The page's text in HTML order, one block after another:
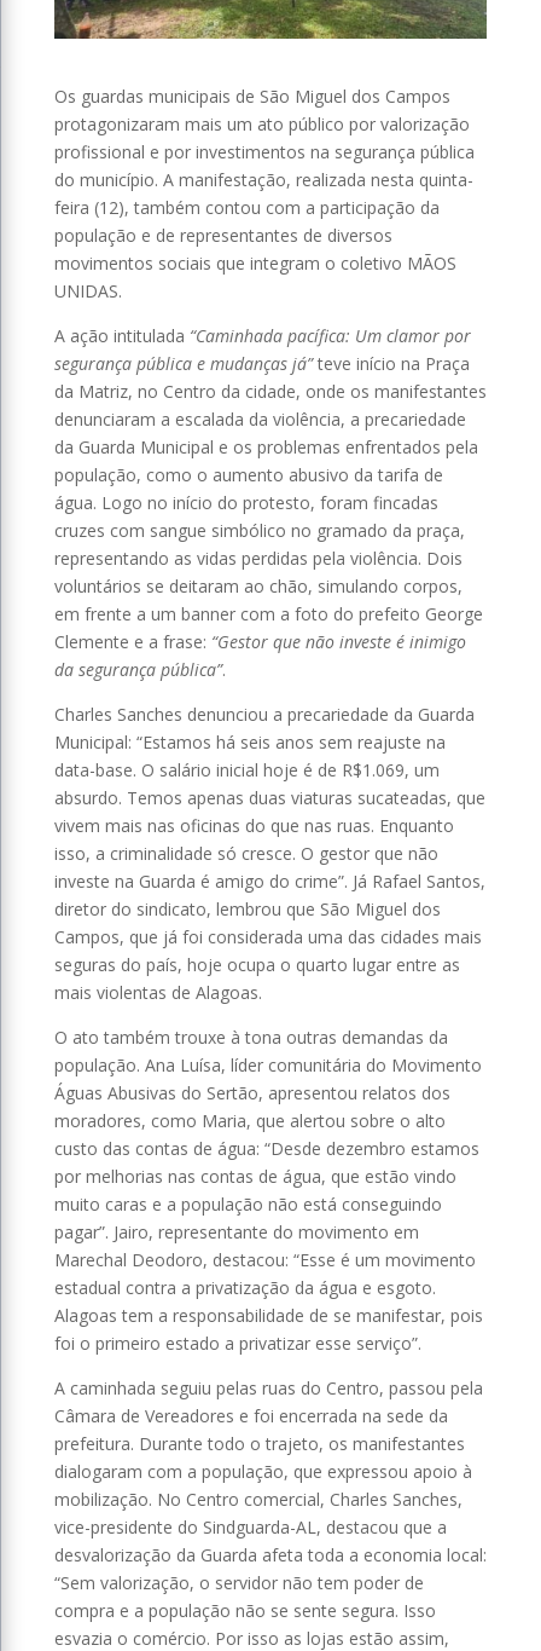
Os guardas municipais de São Miguel dos Campos
protagonizaram mais um ato público por valorização
profissional e por investimentos na segurança pública
do município. A manifestação, realizada nesta quinta-
feira (12), também contou com a participação da
população e de representantes de diversos
movimentos sociais que integram o coletivo MÃOS
UNIDAS.
A ação intitulada “Caminhada pacífica: Um clamor por
segurança pública e mudanças já”teve início na Praça
da Matriz, no Centro da cidade, onde os manifestantes
denunciaram a escalada da violência, a precariedade
da Guarda Municipal e os problemas enfrentados pela
população, como o aumento abusivo da tarifa de
água. Logo no início do protesto, foram fincadas
cruzes com sangue simbólico no gramado da praça,
representando as vidas perdidas pela violência. Dois
voluntários se deitaram ao chão, simulando corpos,
em frente a um banner com a foto do prefeito George
Clemente e a frase: “Gestor que não investe é inimigo
da segurança pública”.
Charles Sanches denunciou a precariedade da Guarda
Municipal: “Estamos há seis anos sem reajuste na
data-base. O salário inicial hoje é de R$1.069, um
absurdo. Temos apenas duas viaturas sucateadas, que
vivem mais nas oficinas do que nas ruas. Enquanto
isso, a criminalidade só cresce. O gestor que não
investe na Guarda é amigo do crime”. Já Rafael Santos,
diretor do sindicato, lembrou que São Miguel dos
Campos, que já foi considerada uma das cidades mais
seguras do país, hoje ocupa o quarto lugar entre as
mais violentas de Alagoas.
O ato também trouxe à tona outras demandas da
população. Ana Luísa, líder comunitária do Movimento
Águas Abusivas do Sertão, apresentou relatos dos
moradores, como Maria, que alertou sobre o alto
custo das contas de água: “Desde dezembro estamos
por melhorias nas contas de água, que estão vindo
muito caras e a população não está conseguindo
pagar”. Jairo, representante do movimento em
Marechal Deodoro, destacou: “Esse é um movimento
estadual contra a privatização da água e esgoto.
Alagoas tem a responsabilidade de se manifestar, pois
foi o primeiro estado a privatizar esse serviço”.
A caminhada seguiu pelas ruas do Centro, passou pela
Câmara de Vereadores e foi encerrada na sede da
prefeitura. Durante todo o trajeto, os manifestantes
dialogaram com a população, que expressou apoio à
mobilização. No Centro comercial, Charles Sanches,
vice-presidente do Sindguarda-AL, destacou que a
desvalorização da Guarda afeta toda a economia local:
“Sem valorização, o servidor não tem poder de
compra e a população não se sente segura. Isso
esvazia o comércio. Por isso as lojas estão assim,